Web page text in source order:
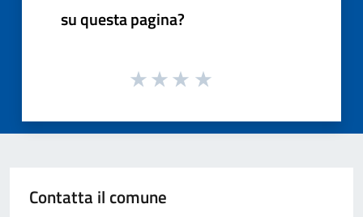
su questa pagina?
Contatta il comune